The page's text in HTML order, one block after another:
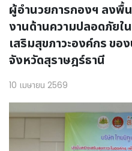
ผู้อำนวยการกองฯ ลงพื้
งานด้านความปลอดภัยใ
เสริมสุขภาวะองค์กร ขอ
จังหวัดสุราษฎร์ธานี
10 เมษายน 2569